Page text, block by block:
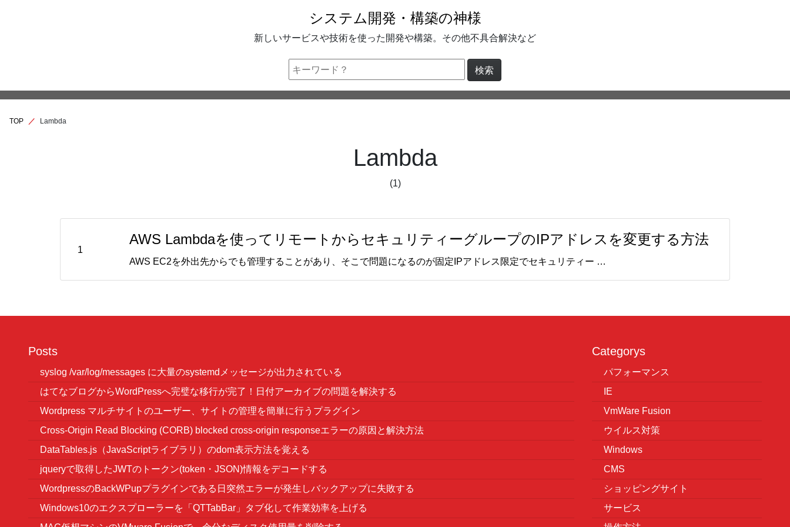
システム開発・構築の神様
新しいサービスや技術を使った開発や構築。その他不具合解決など
検索
TOP Lambda
Lambda
(1)
1
AWS Lambdaを使ってリモートからセキュリティーグループのIPアドレスを変更する方法
AWS EC2を外出先からでも管理することがあり、そこで問題になるのが固定IPアドレス限定でセキュリティー …
Posts
syslog /var/log/messages に大量のsystemdメッセージが出力されている
はてなブログからWordPressへ完璧な移行が完了！日付アーカイブの問題を解決する
Wordpress マルチサイトのユーザー、サイトの管理を簡単に行うプラグイン
Cross-Origin Read Blocking (CORB) blocked cross-origin responseエラーの原因と解決方法
DataTables.js（JavaScriptライブラリ）のdom表示方法を覚える
jqueryで取得したJWTのトークン(token・JSON)情報をデコードする
WordpressのBackWPupプラグインである日突然エラーが発生しバックアップに失敗する
Windows10のエクスプローラーを「QTTabBar」タブ化して作業効率を上げる
Categorys
パフォーマンス
IE
VmWare Fusion
ウイルス対策
Windows
CMS
ショッピングサイト
サービス